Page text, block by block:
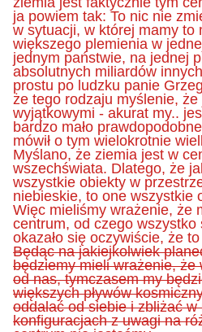
ja powiem tak: To nic nie
w sytuacji, w której mamy to
większego plemienia w
jednym państwie, na jednej
absolutnych miliardów
prostu po ludzku panie
że tego rodzaju myślenie,
wyjątkowymi - akurat my..
bardzo mało
mówił o tym wielokrotnie
Myślano, że ziemia jest w
wszechświata. Dlatego, że
wszystkie obiekty w
niebieskie, to one wszystkie
Więc mieliśmy wrażenie, że
centrum, od czego wszystko
okazało się oczywiście, że
Będąc na jakiejkolwiek
będziemy mieli wrażenie, że
od nas, tymczasem my
większych pływów
oddalać od siebie i zbliżać w
konfiguracjach z uwagi na